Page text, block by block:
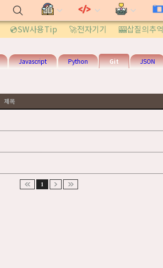
💿SW사용Tip
🚀전자기기 🎰삽질의추억
Javascript Python Git JSON
제목
1